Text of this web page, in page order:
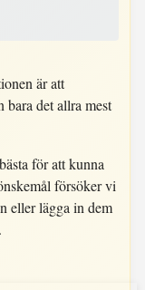
är att
bara det allra mest
för att kunna
försöker vi
eller lägga in dem